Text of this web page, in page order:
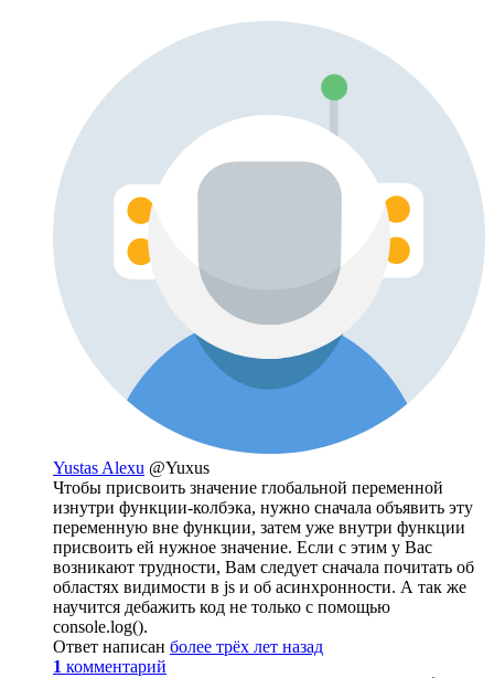
Yustas Alexu @Yuxus
Чтобы присвоить значение глобальной переменной
изнутри функции-колбэка, нужно сначала объявить эту
переменную вне функции, затем уже внутри функции
присвоить ей нужное значение. Если с этим у Вас
возникают трудности, Вам следует сначала почитать об
областях видимости в js и об асинхронности. А так же
научится дебажить код не только с помощью
console.log().
Ответ написан более трёх лет назад
1 комментарий